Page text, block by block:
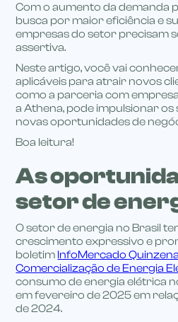
Com o aumento da demanda
busca por maior eficiência e
empresas do setor precisam
assertiva.
Neste artigo, você vai
aplicáveis para atrair novos
como a parceria com
a Athena, pode impulsionar
novas oportunidades de
Boa leitura!
As
setor de
O setor de energia no Brasil
crescimento expressivo e
boletim InfoMercado
Comercialização de Energia
consumo de energia elétrica
em fevereiro de 2025 em
de 2024.